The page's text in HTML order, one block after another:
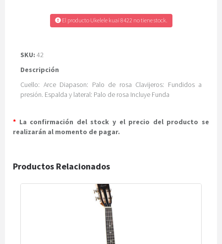
El producto Ukelele kuai 8422 no tiene stock.
SKU: 42
Descripción
Cuello: Arce Diapason: Palo de rosa Clavijeros: Fundidos a
presión. Espalda y lateral: Palo de rosa Incluye Funda
* La confirmación del stock y el precio del producto se
realizarán al momento de pagar.
Productos Relacionados